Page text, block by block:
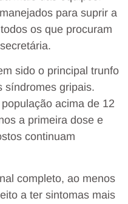
para suprir a
os que procuram
sido o principal trunfo
síndromes gripais.
acima de 12
a primeira dose e
continuam
completo, ao menos
a ter sintomas mais